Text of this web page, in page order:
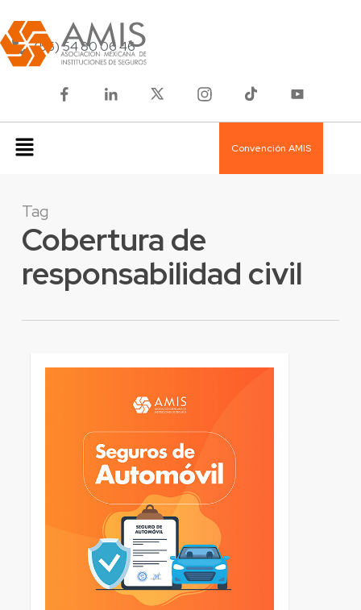
(55) 54 80 06 46
Convención AMIS
Tag
Cobertura de
responsabilidad civil